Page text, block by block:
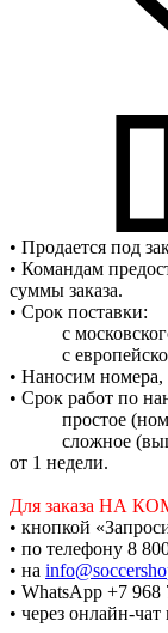
• Продается под
• Командам
суммы заказа.
• Срок поставки:
c московского
c европейского
• Наносим
• Срок работ по
простое
сложное
от 1 недели.
Для заказа НА
• кнопкой
• по телефону 8
• на
• WhatsApp +7 968
• через онлайн-чат